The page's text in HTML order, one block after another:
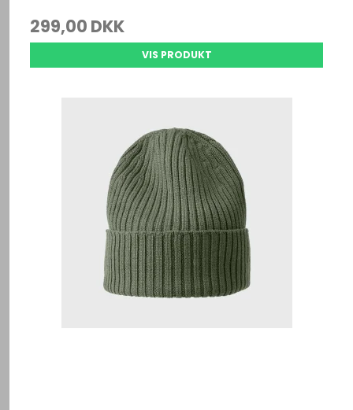
299,00 DKK
VIS PRODUKT